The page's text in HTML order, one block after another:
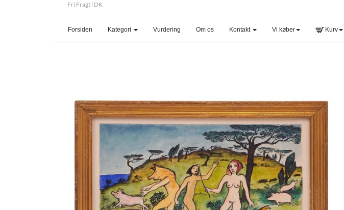
Fri Fragt i DK
Forsiden (current)Kategori Vurdering Om os Kontakt Vi køber Kurv